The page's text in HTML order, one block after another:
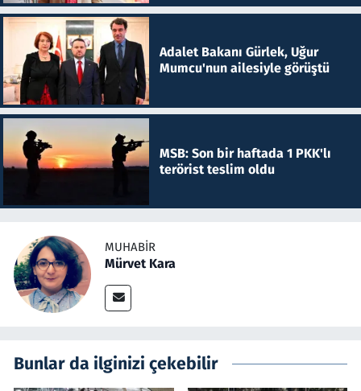
Adalet Bakanı Gürlek, Uğur
Mumcu'nun ailesiyle görüştü
MSB: Son bir haftada 1 PKK'lı
terörist teslim oldu
MUHABIR
Mürvet Kara
Bunlar da ilginizi çekebilir